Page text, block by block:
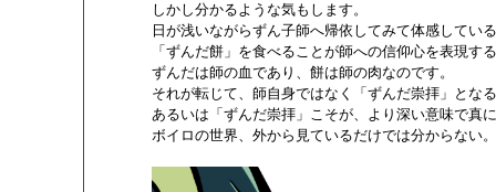
       しかし分かるような気もします。
日が浅いながらずん子師へ帰依してみて体感してい
「ずんだ餅」を食べることが師への信仰心を表現す
       ずんだは師の血であり、餅は師の肉なのです。
それが転じて、師自身ではなく「ずんだ崇拝」とな
あるいは「ずんだ崇拝」こそが、より深い意味で真
ボイロの世界、外から見ているだけでは分からない